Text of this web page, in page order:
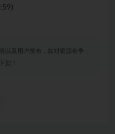
以及用户发布，如对资源有争
架！